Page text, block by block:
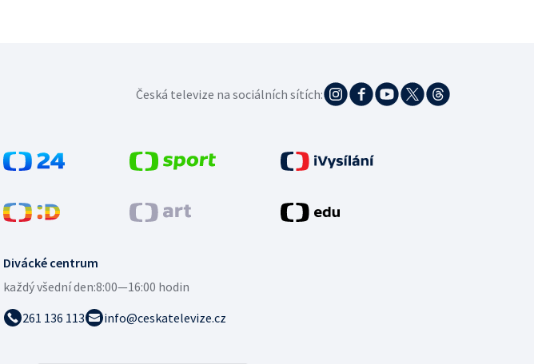
Divácké centrum
každý všední den:8:00—16:00 hodin
261 136 113
info@ceskatelevize.cz
Česká televize na sociálních sítích: